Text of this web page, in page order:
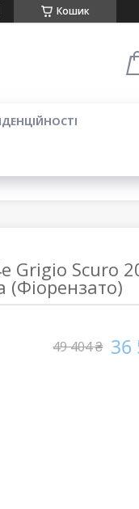
Кошик
Grigio Scuro
(Фіорензато)
49 404 ₴ 36